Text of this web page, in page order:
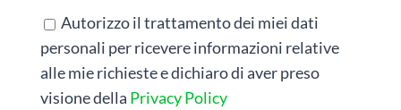
*
Autorizzo il trattamento dei miei dati
personali per ricevere informazioni relative
alle mie richieste e dichiaro di aver preso
visione della Privacy Policy